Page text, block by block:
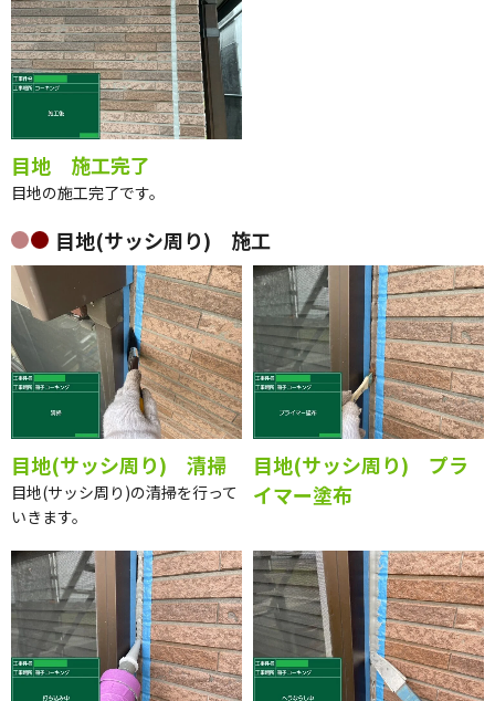
目地 施工完了
目地の施工完了です。
目地(サッシ周り) 施工
目地(サッシ周り) 清掃
目地(サッシ周り)の清掃を行って
いきます。
目地(サッシ周り) プラ
イマー塗布